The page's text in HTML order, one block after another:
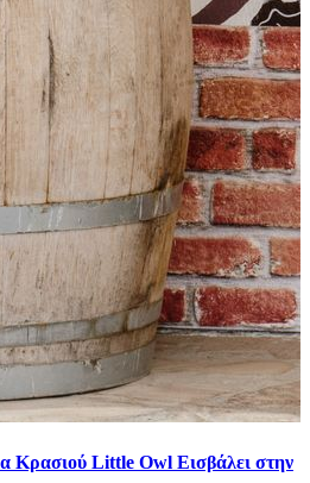
Κρασιού Little Owl Εισβάλει στην